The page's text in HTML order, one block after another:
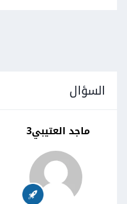
السؤال
ماجد العتيبي3